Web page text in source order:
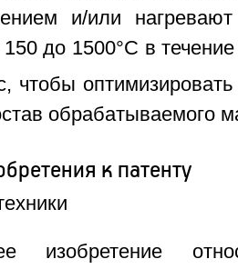
и/или
до 1500°C в
чтобы
обрабатываемого
к патенту
изобретение